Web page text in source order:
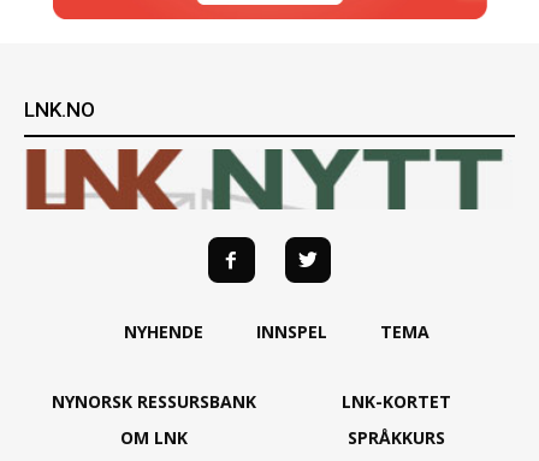
LNK.NO
NYHENDE INNSPEL TEMA
NYNORSK RESSURSBANK
OM LNK
LNK-KORTET
SPRÅKKURS